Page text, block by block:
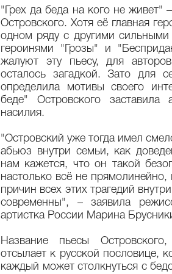
"Грех да беда на кого не живет"
Островского. Хотя её главная
одном ряду с другими
героинями "Грозы" и
жалуют эту пьесу, для
осталось загадкой. Зато для
определила мотивы своего
беде" Островского заставила
насилия.
"Островский уже тогда имел
абьюз внутри семьи, как
нам кажется, что он такой
настолько всё не
причин всех этих трагедий
современны", – заявила
артистка России Марина
Название пьесы
отсылает к русской пословице,
каждый может столкнуться с